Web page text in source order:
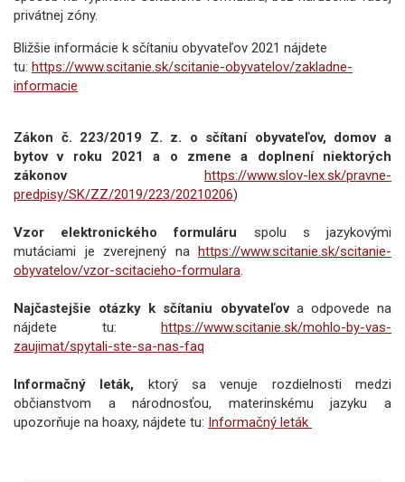
privátnej zóny.
Bližšie informácie k sčítaniu obyvateľov 2021 nájdete
tu: https://www.scitanie.sk/scitanie-obyvatelov/zakladne-
informacie
Zákon č. 223/2019 Z. z. o sčítaní obyvateľov, domov a
bytov v roku 2021 a o zmene a doplnení niektorých
zákonov
https://www.slov-lex.sk/pravne-
predpisy/SK/ZZ/2019/223/20210206)
Vzor elektronického formuláru spolu s jazykovými
mutáciami je zverejnený na https://www.scitanie.sk/scitanie-
obyvatelov/vzor-scitacieho-formulara.
Najčastejšie otázky k sčítaniu obyvateľov a odpovede na
nájdete tu: https://www.scitanie.sk/mohlo-by-vas-
zaujimat/spytali-ste-sa-nas-faq
Informačný leták, ktorý sa venuje rozdielnosti medzi
občianstvom a národnosťou, materinskému jazyku a
upozorňuje na hoaxy, nájdete tu: Informačný leták